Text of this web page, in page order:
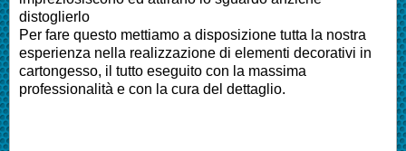
distoglierlo
Per fare questo mettiamo a disposizione tutta la nostra
esperienza nella realizzazione di elementi decorativi in
cartongesso, il tutto eseguito con la massima
professionalità e con la cura del dettaglio.